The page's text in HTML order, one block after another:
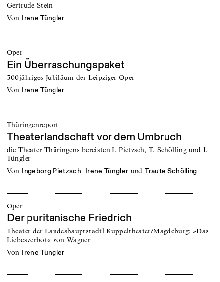
Gertrude Stein
von Irene Tüngler
Oper
Ein Überraschungspaket
300jähriges Jubiläum der Leipziger Oper
von Irene Tüngler
Thüringenreport
Theaterlandschaft vor dem Umbruch
die Theater Thüringens bereisten I. Pietzsch, T. Schölling und I.
Tüngler
von Ingeborg Pietzsch, Irene Tüngler und Traute Schölling
Oper
Der puritanische Friedrich
Theater der Landeshauptstadtl Kuppeltheater/Magdeburg: »Das
Liebesverbot« von Wagner
von Irene Tüngler